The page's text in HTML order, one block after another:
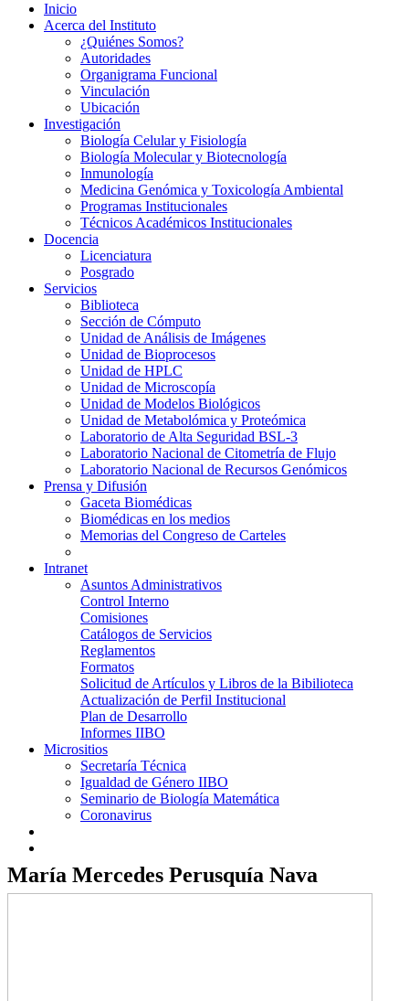
Inicio
Acerca del Instituto
¿Quiénes Somos?
Autoridades
Organigrama Funcional
Vinculación
Ubicación
Investigación
Biología Celular y Fisiología
Biología Molecular y Biotecnología
Inmunología
Medicina Genómica y Toxicología Ambiental
Programas Institucionales
Técnicos Académicos Institucionales
Docencia
Licenciatura
Posgrado
Servicios
Biblioteca
Sección de Cómputo
Unidad de Análisis de Imágenes
Unidad de Bioprocesos
Unidad de HPLC
Unidad de Microscopía
Unidad de Modelos Biológicos
Unidad de Metabolómica y Proteómica
Laboratorio de Alta Seguridad BSL-3
Laboratorio Nacional de Citometría de Flujo
Laboratorio Nacional de Recursos Genómicos
Prensa y Difusión
Gaceta Biomédicas
Biomédicas en los medios
Memorias del Congreso de Carteles
Intranet
Asuntos Administrativos
Control Interno
Comisiones
Catálogos de Servicios
Reglamentos
Formatos
Solicitud de Artículos y Libros de la Bibilioteca
Actualización de Perfil Institucional
Plan de Desarrollo
Informes IIBO
Micrositios
Secretaría Técnica
Igualdad de Género IIBO
Seminario de Biología Matemática
Coronavirus
María Mercedes Perusquía Nava